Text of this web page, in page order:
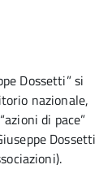
Dossetti” si
nazionale,
di pace”
Dossetti